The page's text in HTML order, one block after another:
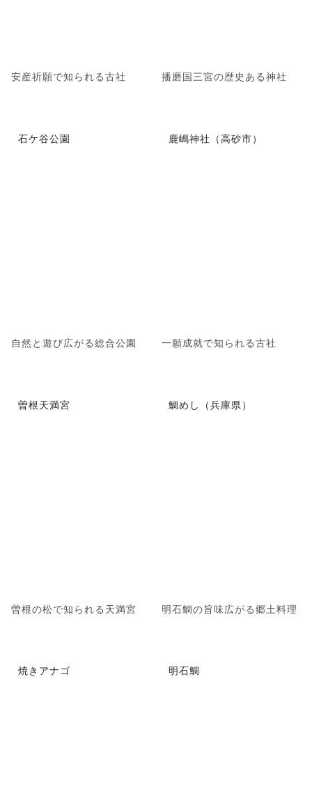
安産祈願で知られる古社 播磨国三宮の歴史ある神社
石ケ谷公園
自然と遊び広がる総合公園
鹿嶋神社（高砂市）
一願成就で知られる古社
曽根天満宮
曽根の松で知られる天満宮
鯛めし（兵庫県）
明石鯛の旨味広がる郷土料理
焼きアナゴ 明石鯛